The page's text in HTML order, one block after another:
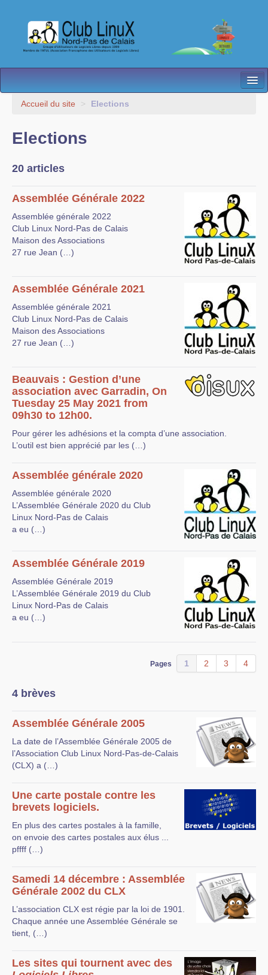
L’Association
Contact
Les antennes
Espace membres
Accueil du site > Elections
Elections
20 articles
Assemblée Générale 2022
Assemblée générale 2022
Club Linux Nord-Pas de Calais
Maison des Associations
27 rue Jean (…)
Assemblée Générale 2021
Assemblée générale 2021
Club Linux Nord-Pas de Calais
Maison des Associations
27 rue Jean (…)
Beauvais : Gestion d’une
association avec Garradin, On
Tuesday 25 May 2021 from
09h30 to 12h00.
Pour gérer les adhésions et la compta d’une association.
L’outil est bien apprécié par les (…)
Assemblée générale 2020
Assemblée générale 2020
L’Assemblée Générale 2020 du Club
Linux Nord-Pas de Calais
a eu (…)
Assemblée Générale 2019
Assemblée Générale 2019
L’Assemblée Générale 2019 du Club
Linux Nord-Pas de Calais
a eu (…)
Pages 1 2 3 4
4 brèves
Assemblée Générale 2005
La date de l’Assemblée Générale 2005 de
l’Association Club Linux Nord-Pas-de-Calais
(CLX) a (…)
Une carte postale contre les
brevets logiciels.
En plus des cartes postales à la famille,
on envoie des cartes postales aux élus ...
pffff (…)
Samedi 14 décembre : Assemblée
Générale 2002 du CLX
L’association CLX est régie par la loi de 1901.
Chaque année une Assemblée Générale se
tient, (…)
Les sites qui tournent avec des